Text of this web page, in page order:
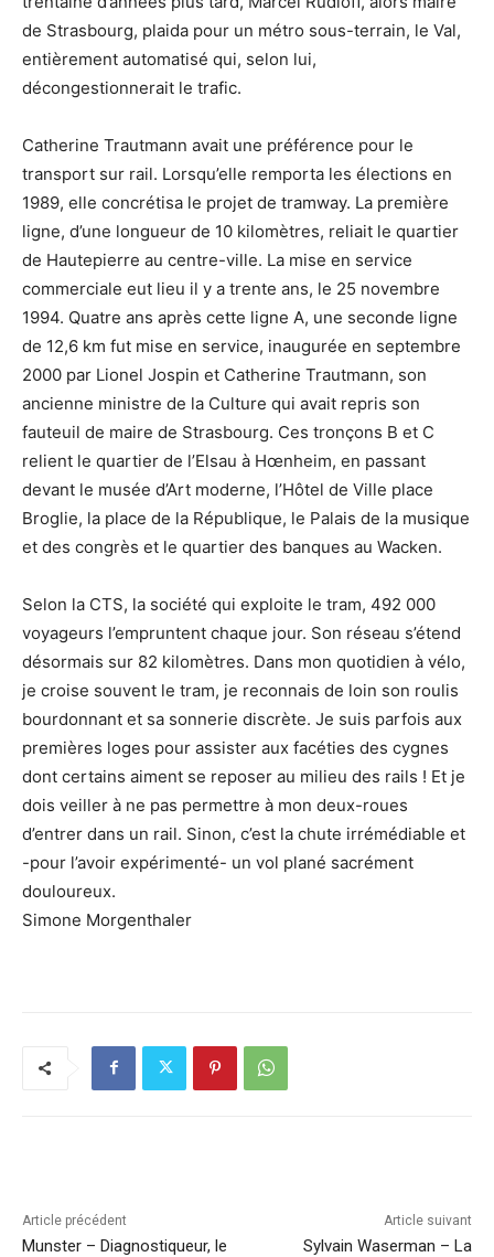
de Strasbourg, plaida pour un métro sous-terrain, le Val,
entièrement automatisé qui, selon lui,
décongestionnerait le trafic.
Catherine Trautmann avait une préférence pour le
transport sur rail. Lorsqu’elle remporta les élections en
1989, elle concrétisa le projet de tramway. La première
ligne, d’une longueur de 10 kilomètres, reliait le quartier
de Hautepierre au centre-ville. La mise en service
commerciale eut lieu il y a trente ans, le 25 novembre
1994. Quatre ans après cette ligne A, une seconde ligne
de 12,6 km fut mise en service, inaugurée en septembre
2000 par Lionel Jospin et Catherine Trautmann, son
ancienne ministre de la Culture qui avait repris son
fauteuil de maire de Strasbourg. Ces tronçons B et C
relient le quartier de l’Elsau à Hœnheim, en passant
devant le musée d’Art moderne, l’Hôtel de Ville place
Broglie, la place de la République, le Palais de la musique
et des congrès et le quartier des banques au Wacken.
Selon la CTS, la société qui exploite le tram, 492 000
voyageurs l’empruntent chaque jour. Son réseau s’étend
désormais sur 82 kilomètres. Dans mon quotidien à vélo,
je croise souvent le tram, je reconnais de loin son roulis
bourdonnant et sa sonnerie discrète. Je suis parfois aux
premières loges pour assister aux facéties des cygnes
dont certains aiment se reposer au milieu des rails ! Et je
dois veiller à ne pas permettre à mon deux-roues
d’entrer dans un rail. Sinon, c’est la chute irrémédiable et
-pour l’avoir expérimenté- un vol plané sacrément
douloureux.
Simone Morgenthaler
Article précédent
Munster – Diagnostiqueur, le
Article suivant
Sylvain Waserman – La